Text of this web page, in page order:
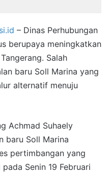
– Dinas Perhubungan
berupaya meningkatkan
Salah
baru Soll Marina yang
alternatif menuju
Achmad Suhaely
baru Soll Marina
pertimbangan yang
Senin 19 Februari